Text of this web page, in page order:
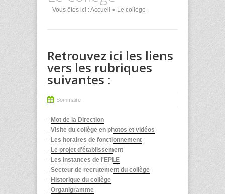
Vous êtes ici :Accueil » Le collège
Retrouvez ici les liens
vers les rubriques
suivantes :
Sommaire
- Mot de la Direction
- Visite du collège en photos et vidéos
- Les horaires de fonctionnement
- Le projet d'établissement
- Les instances de l'EPLE
- Secteur de recrutement du collège
- Historique du collège
- Organigramme